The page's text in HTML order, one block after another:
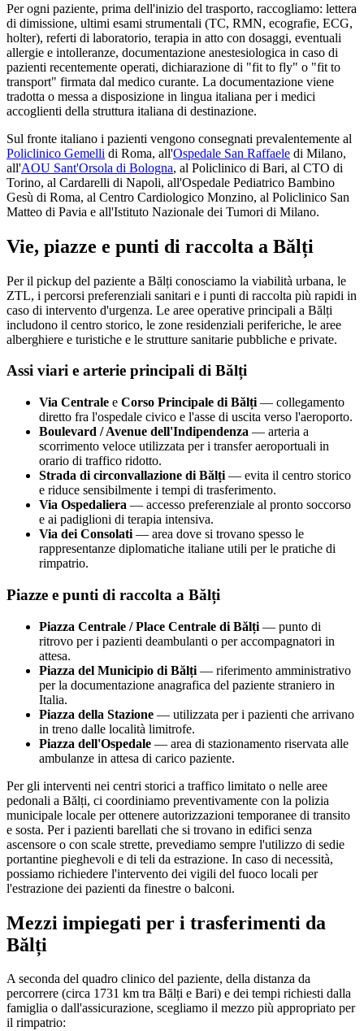
Per ogni paziente, prima dell'inizio del trasporto, raccogliamo: lettera
di dimissione, ultimi esami strumentali (TC, RMN, ecografie, ECG,
holter), referti di laboratorio, terapia in atto con dosaggi, eventuali
allergie e intolleranze, documentazione anestesiologica in caso di
pazienti recentemente operati, dichiarazione di "fit to fly" o "fit to
transport" firmata dal medico curante. La documentazione viene
tradotta o messa a disposizione in lingua italiana per i medici
accoglienti della struttura italiana di destinazione.
Sul fronte italiano i pazienti vengono consegnati prevalentemente al
Policlinico Gemelli di Roma, all'Ospedale San Raffaele di Milano,
all'AOU Sant'Orsola di Bologna, al Policlinico di Bari, al CTO di
Torino, al Cardarelli di Napoli, all'Ospedale Pediatrico Bambino
Gesù di Roma, al Centro Cardiologico Monzino, al Policlinico San
Matteo di Pavia e all'Istituto Nazionale dei Tumori di Milano.
Vie, piazze e punti di raccolta a Bălți
Per il pickup del paziente a Bălți conosciamo la viabilità urbana, le
ZTL, i percorsi preferenziali sanitari e i punti di raccolta più rapidi in
caso di intervento d'urgenza. Le aree operative principali a Bălți
includono il centro storico, le zone residenziali periferiche, le aree
alberghiere e turistiche e le strutture sanitarie pubbliche e private.
Assi viari e arterie principali di Bălți
Via Centrale e Corso Principale di Bălți — collegamento
diretto fra l'ospedale civico e l'asse di uscita verso l'aeroporto.
Boulevard / Avenue dell'Indipendenza — arteria a
scorrimento veloce utilizzata per i transfer aeroportuali in
orario di traffico ridotto.
Strada di circonvallazione di Bălți — evita il centro storico
e riduce sensibilmente i tempi di trasferimento.
Via Ospedaliera — accesso preferenziale al pronto soccorso
e ai padiglioni di terapia intensiva.
Via dei Consolati — area dove si trovano spesso le
rappresentanze diplomatiche italiane utili per le pratiche di
rimpatrio.
Piazze e punti di raccolta a Bălți
Piazza Centrale / Place Centrale di Bălți — punto di
ritrovo per i pazienti deambulanti o per accompagnatori in
attesa.
Piazza del Municipio di Bălți — riferimento amministrativo
per la documentazione anagrafica del paziente straniero in
Italia.
Piazza della Stazione — utilizzata per i pazienti che arrivano
in treno dalle località limitrofe.
Piazza dell'Ospedale — area di stazionamento riservata alle
ambulanze in attesa di carico paziente.
Per gli interventi nei centri storici a traffico limitato o nelle aree
pedonali a Bălți, ci coordiniamo preventivamente con la polizia
municipale locale per ottenere autorizzazioni temporanee di transito
e sosta. Per i pazienti barellati che si trovano in edifici senza
ascensore o con scale strette, prevediamo sempre l'utilizzo di sedie
portantine pieghevoli e di teli da estrazione. In caso di necessità,
possiamo richiedere l'intervento dei vigili del fuoco locali per
l'estrazione dei pazienti da finestre o balconi.
Mezzi impiegati per i trasferimenti da
Bălți
A seconda del quadro clinico del paziente, della distanza da
percorrere (circa 1731 km tra Bălți e Bari) e dei tempi richiesti dalla
famiglia o dall'assicurazione, scegliamo il mezzo più appropriato per
il rimpatrio: